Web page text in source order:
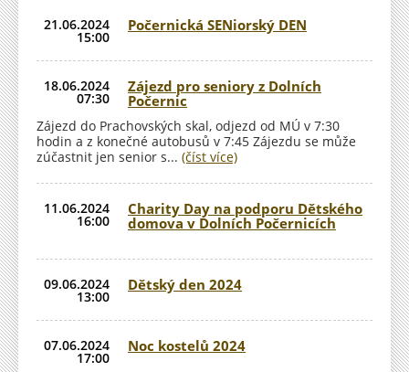
21.06.2024
15:00
Počernická SENiorský DEN
18.06.2024
07:30
Zájezd pro seniory z Dolních
Počernic
Zájezd do Prachovských skal, odjezd od MÚ v 7:30
hodin a z konečné autobusů v 7:45 Zájezdu se může
zúčastnit jen senior s... (číst více)
11.06.2024
16:00
Charity Day na podporu Dětského
domova v Dolních Počernicích
09.06.2024
13:00
Dětský den 2024
07.06.2024
17:00
Noc kostelů 2024